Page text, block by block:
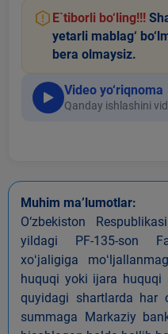
E`tiborli bo‘ling!!!
yetarli mablag‘
bera olmaysiz.
Video yo‘riqnoma
Qanday ishlashini
Muhim ma’lumotlar:
O‘zbekiston
yildagi PF-135-son
xoʻjaligiga
huquqi yoki ijara
quyidagi shartlarda har
summaga Markaziy